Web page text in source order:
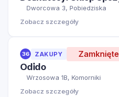
Dworcowa 3, Pobiedziska
Zobacz szczegóły
36 ZAKUPY Zamknięte
Odido
Wrzosowa 1B, Komorniki
Zobacz szczegóły